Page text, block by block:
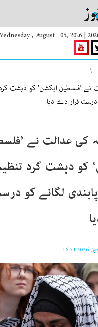
|
, August 05, 2026
نے ’فلسطین ایکشن‘ کو دہشت
درست قرار دے دیا
کی عدالت نے
کو دہشت گرد
لگانے کو